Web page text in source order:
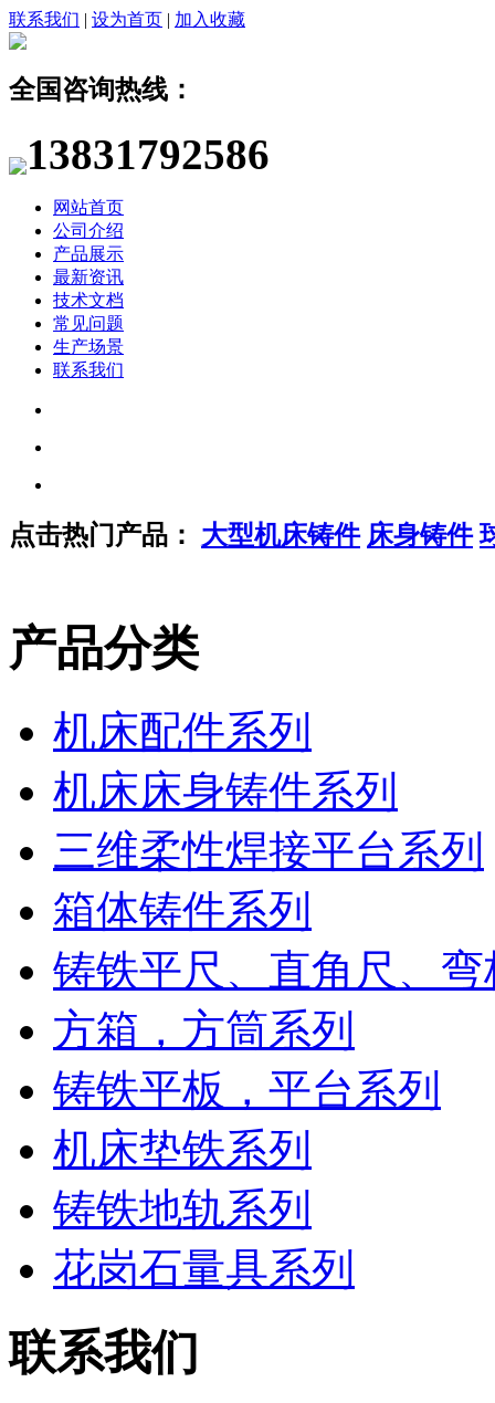
联系我们 | 设为首页 | 加入收藏
全国咨询热线：
13831792586
网站首页
公司介绍
产品展示
最新资讯
技术文档
常见问题
生产场景
联系我们
点击热门产品： 大型机床铸件 床身铸件
产品分类
机床配件系列
机床床身铸件系列
三维柔性焊接平台系列
箱体铸件系列
铸铁平尺、直角尺、
方箱，方筒系列
铸铁平板，平台系列
机床垫铁系列
铸铁地轨系列
花岗石量具系列
联系我们